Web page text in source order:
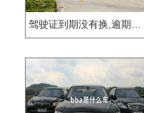
驾驶证到期没有换,逾期怎么办??